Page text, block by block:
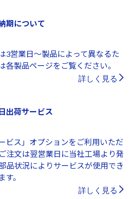
期について
3営業日～製品によって異なるた
各製品ページをご覧ください。
詳しく見る
出荷サービス
ビス」オプションをご利用いただ
注文は翌営業日に当社工場より発
品状況によりサービスが使用でき
。
詳しく見る